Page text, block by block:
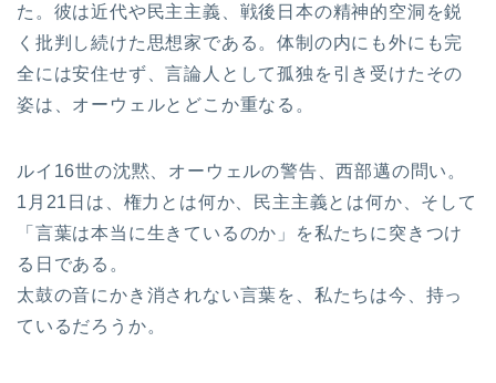
た。彼は近代や民主主義、戦後日本の精神的空洞を鋭
く批判し続けた思想家である。体制の内にも外にも完
全には安住せず、言論人として孤独を引き受けたその
姿は、オーウェルとどこか重なる。
ルイ16世の沈黙、オーウェルの警告、西部邁の問い。
1月21日は、権力とは何か、民主主義とは何か、そして
「言葉は本当に生きているのか」を私たちに突きつけ
る日である。
太鼓の音にかき消されない言葉を、私たちは今、持っ
ているだろうか。